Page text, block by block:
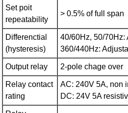
Set poit
repeatability
> 0.5% of full span
Differenctial
(hysteresis)
40/60Hz, 50/70Hz:
360/440Hz:
Output relay 2-pole chage over
Relay contact
rating
AC: 240V 5A, non
DC: 24V 5A